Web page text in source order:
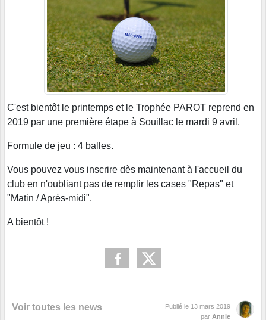
C'est bientôt le printemps et le Trophée PAROT reprend en
2019 par une première étape à Souillac le mardi 9 avril.
Formule de jeu : 4 balles.
Vous pouvez vous inscrire dès maintenant à l'accueil du
club en n'oubliant pas de remplir les cases "Repas" et
"Matin / Après-midi".
A bientôt !
Voir toutes les news Publié le 13 mars 2019
par Annie